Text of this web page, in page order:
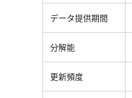
データ提供期間
分解能
更新頻度